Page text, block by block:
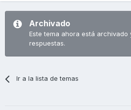
Archivado
Este tema ahora está
respuestas.
Ir a la lista de temas